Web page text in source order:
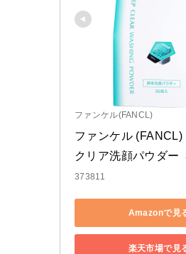
ファンケル(FANCL)
ファンケル (FANCL)
クリア洗顔パウダー
373811
Amazonで見
楽天市場で見